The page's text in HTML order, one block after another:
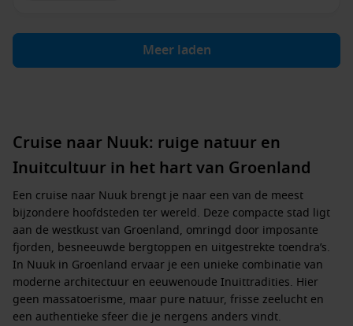
Meer laden
Cruise naar Nuuk: ruige natuur en
Inuitcultuur in het hart van Groenland
Een cruise naar Nuuk brengt je naar een van de meest
bijzondere hoofdsteden ter wereld. Deze compacte stad ligt
aan de westkust van Groenland, omringd door imposante
fjorden, besneeuwde bergtoppen en uitgestrekte toendra’s.
In Nuuk in Groenland ervaar je een unieke combinatie van
moderne architectuur en eeuwenoude Inuittradities. Hier
geen massatoerisme, maar pure natuur, frisse zeelucht en
een authentieke sfeer die je nergens anders vindt.